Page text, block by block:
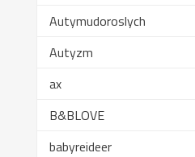
Autymudoroslych
Autyzm
ax
B&BLOVE
babyreideer